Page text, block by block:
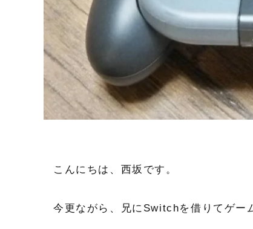
こんにちは、西坂です。
今更ながら、兄にSwitchを借りてゲー